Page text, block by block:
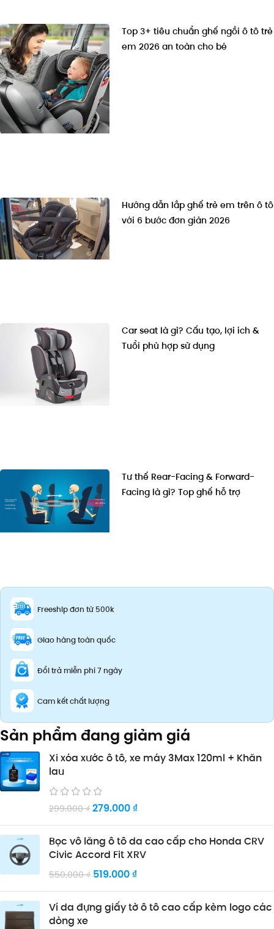
Top 3+ tiêu chuẩn ghế ngồi ô tô trẻ
em 2026 an toàn cho bé
Hướng dẫn lắp ghế trẻ em trên ô tô
với 6 bước đơn giản 2026
Car seat là gì? Cấu tạo, lợi ích &
Tuổi phù hợp sử dụng
Tư thế Rear-Facing & Forward-
Facing là gì? Top ghế hỗ trợ
Freeship đơn từ 500k
Giao hàng toàn quốc
Đổi trả miễn phí 7 ngày
Cam kết chất lượng
Sản phẩm đang giảm giá
Xi xóa xước ô tô, xe máy 3Max 120ml + Khăn
lau
299.000₫ 279.000 ₫
Bọc vô lăng ô tô da cao cấp cho Honda CRV
Civic Accord Fit XRV
550.000₫ 519.000 ₫
Ví da đựng giấy tờ ô tô cao cấp kèm logo các
dòng xe